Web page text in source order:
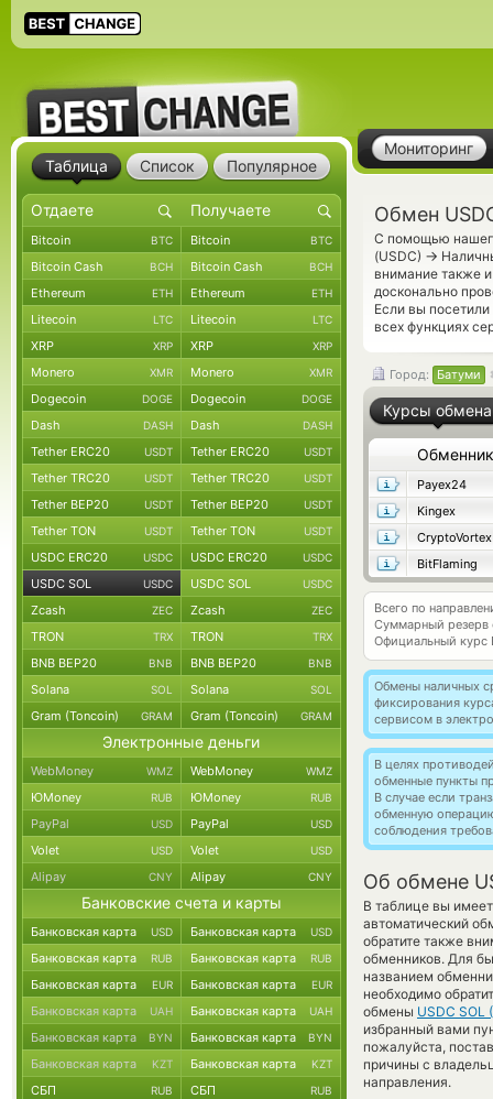
Мониторинг
Обмен
С помощью
(USDC) →
внимание также
досконально
Если вы
всех функциях
Город: Батуми
Курсы обмена
Обменник
Payex24
Kingex
CryptoVortex
BitFlaming
Всего по
Суммарный резерв
Официальный курс
Обмены наличных
фиксирования
сервисом в
В целях
обменные пункты
В случае если
обменную
соблюдения
Об обмене
В таблице вы
автоматический
обратите также
обменников. Для
названием
необходимо
обмены USDC SOL
избранный вами
пожалуйста,
причины с
направления.
Таблица Список Популярное
Bitcoin BTC Bitcoin BTC
Bitcoin Cash BCH Bitcoin Cash BCH
Ethereum ETH Ethereum ETH
Litecoin LTC Litecoin LTC
XRP XRP XRP XRP
Monero XMR Monero XMR
Dogecoin DOGE Dogecoin DOGE
Dash DASH Dash DASH
Tether ERC20 USDT Tether ERC20 USDT
Tether TRC20 USDT Tether TRC20 USDT
Tether BEP20 USDT Tether BEP20 USDT
Tether TON USDT Tether TON USDT
USDC ERC20 USDC USDC ERC20 USDC
USDC SOL USDC USDC SOL USDC
Zcash ZEC Zcash ZEC
TRON TRX TRON TRX
BNB BEP20 BNB BNB BEP20 BNB
Solana SOL Solana SOL
Gram (Toncoin) GRAM Gram (Toncoin) GRAM
Электронные деньги
WebMoney WMZ WebMoney WMZ
ЮMoney RUB ЮMoney RUB
PayPal USD PayPal USD
Volet USD Volet USD
Alipay CNY Alipay CNY
Банковские счета и карты
Банковская карта USD Банковская карта USD
Банковская карта RUB Банковская карта RUB
Банковская карта EUR Банковская карта EUR
Банковская карта UAH Банковская карта UAH
Банковская карта BYN Банковская карта BYN
Банковская карта KZT Банковская карта KZT
СБП RUB СБП RUB